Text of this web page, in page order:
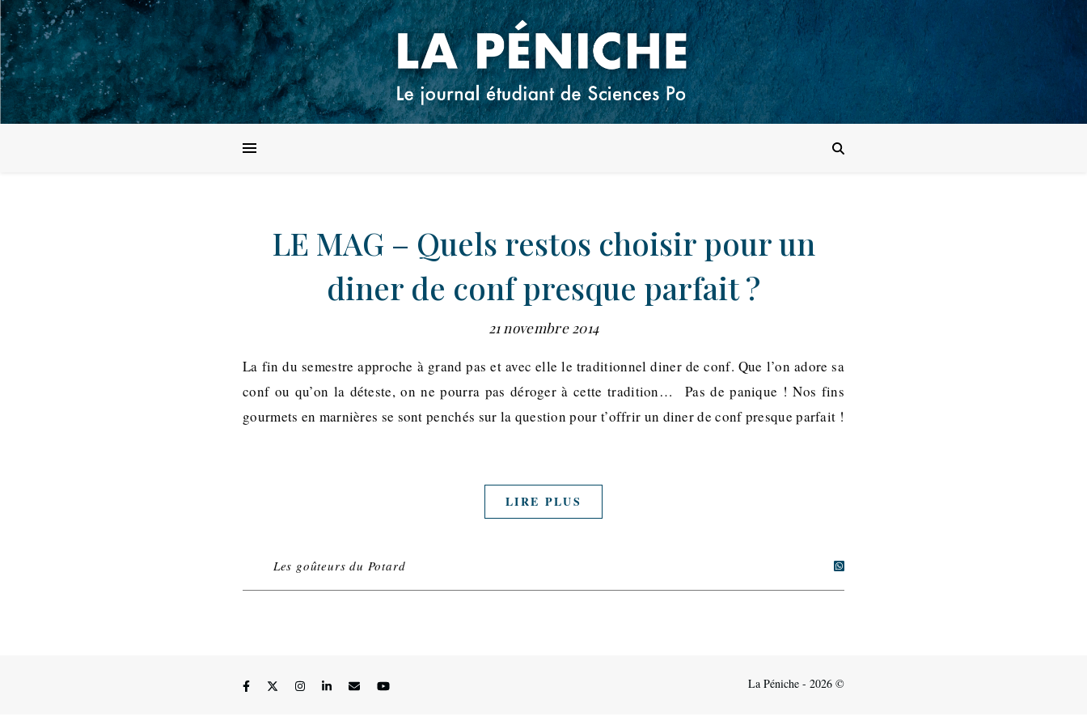
LE MAG – Quels restos choisir pour un
diner de conf presque parfait ?
21 novembre 2014
La fin du semestre approche à grand pas et avec elle le traditionnel diner de conf. Que l’on adore sa
conf ou qu’on la déteste, on ne pourra pas déroger à cette tradition… Pas de panique ! Nos fins
gourmets en marnières se sont penchés sur la question pour t’offrir un diner de conf presque parfait !
LIRE PLUS
Les goûteurs du Potard
La Péniche - 2026 ©